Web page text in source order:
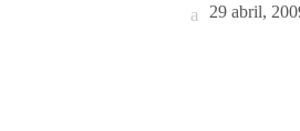
29 abril,